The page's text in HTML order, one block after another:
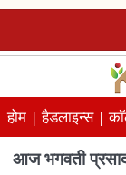
होम |हैडलाइन्स |
आज भगवती प्रसाद